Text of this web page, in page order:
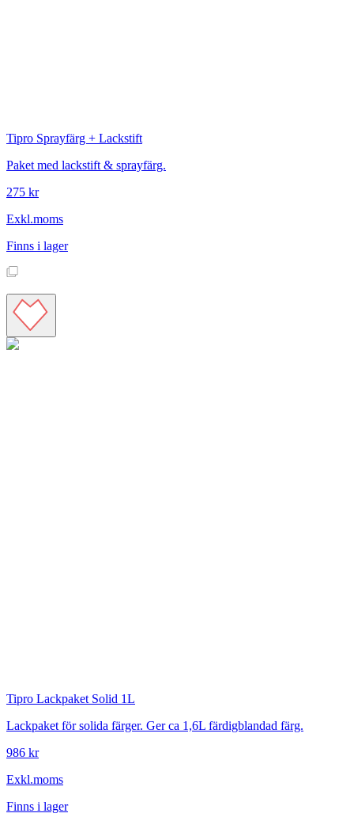
Tipro Sprayfärg + Lackstift
Paket med lackstift & sprayfärg.
275 kr
Exkl.moms
Finns i lager
Tipro Lackpaket Solid 1L
Lackpaket för solida färger. Ger ca 1,6L färdigblandad färg.
986 kr
Exkl.moms
Finns i lager